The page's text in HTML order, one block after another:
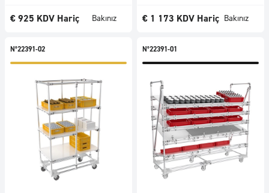
€ 925 KDV Hariç Bakınız € 1 173 KDV Hariç Bakınız
N°22391-02 N°22391-01